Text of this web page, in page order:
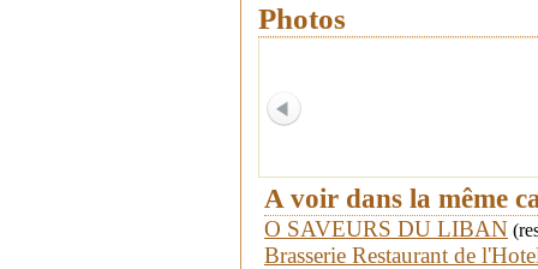
Photos
A voir dans la même
O SAVEURS DU LIBAN
Brasserie Restaurant de